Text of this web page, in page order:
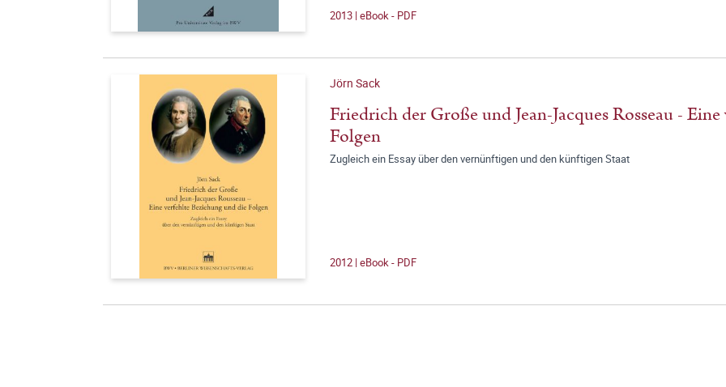
2013 | eBook - PDF
Jörn Sack
Friedrich der Große und Jean-Jacques Rosseau -
Folgen
Zugleich ein Essay über den vernünftigen und den künftigen Staat
2012 | eBook - PDF